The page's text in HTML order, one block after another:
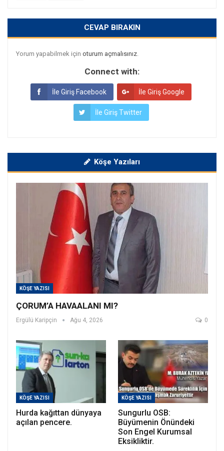
CEVAP BIRAKIN
Yorum yapabilmek için oturum açmalısınız
Connect with:
İle Giriş Facebook İle Giriş Google
İle Giriş Twitter
Köşe Yazıları
KÖŞE YAZISI
ÇORUM’A HAVAALANI MI?
Ergülü Karipçin Ağu 4, 2026 0
KÖŞE YAZISI
Hurda kağıttan dünyaya
açılan pencere.
KÖŞE YAZISI
Sungurlu OSB:
Büyümenin Önündeki
Son Engel Kurumsal
Eksikliktir.